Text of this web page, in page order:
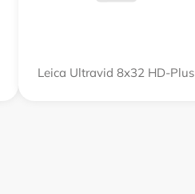
Leica Ultravid 8x32 HD-Plus